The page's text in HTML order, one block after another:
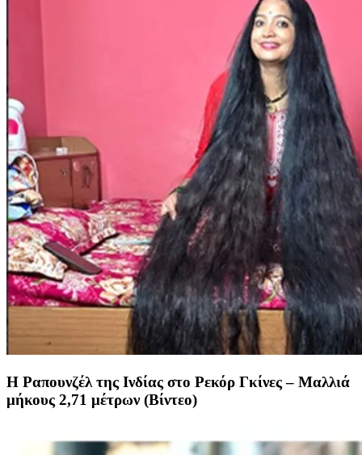
Η Ραπουνζέλ της Ινδίας στο Ρεκόρ Γκίνες – Μαλλιά
μήκους 2,71 μέτρων (Βίντεο)